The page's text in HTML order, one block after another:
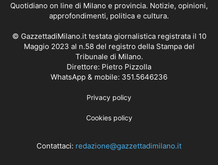
Quotidiano on line di Milano e provincia. Notizie, opinioni,
approfondimenti, politica e cultura.
© GazzettadiMilano.it testata giornalistica registrata il 10
Maggio 2023 al n.58 del registro della Stampa del
Tribunale di Milano.
Direttore: Pietro Pizzolla
WhatsApp & mobile: 351.5646236
Privacy policy
Cookies policy
Contattaci: redazione@gazzettadimilano.it